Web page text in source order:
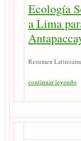
Ecología
a Lima
Resumen
continuar leyendo